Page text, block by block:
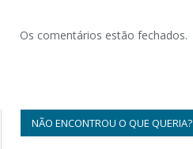
Os comentários estão fechados.
NÃO ENCONTROU O QUE QUERIA?